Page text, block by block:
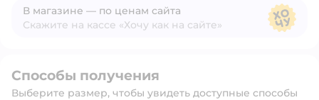
В магазине — по ценам сайта
Скажите на кассе «Хочу как на сайте»
Способы получения
Выберите размер, чтобы увидеть доступные способы